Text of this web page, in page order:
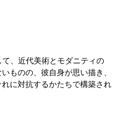
、近代美術とモダニティの
ものの、彼自身が思い描き、
に対抗するかたちで構築され